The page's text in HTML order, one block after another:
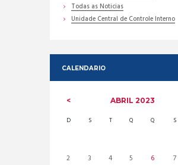
Todas as Noticias
Unidade Central de Controle Interno
CALENDARIO
ABRIL2023
D S T Q Q S
2
3 4 5 6 7